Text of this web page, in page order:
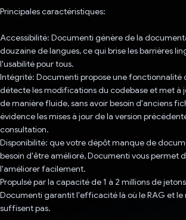
Principales caractéristiques:
Accessibilité: Documenti génère de la
douzaine de langues, ce qui brise les barrières
l'usabilité pour tous.
Intégrité: Documenti propose une fonctionnalité
détecte les modifications du codebase et met à
de manière fluide, sans avoir besoin d'anciens
évidence les mises à jour de la version
consultation.
Disponibilité: que votre dépôt manque de
besoin d'être amélioré, Documenti vous permet
l'améliorer facilement.
Propulsé par la capacité de 1 à 2 millions de
Documenti garantit l'efficacité là où le RAG et le
suffisent pas.